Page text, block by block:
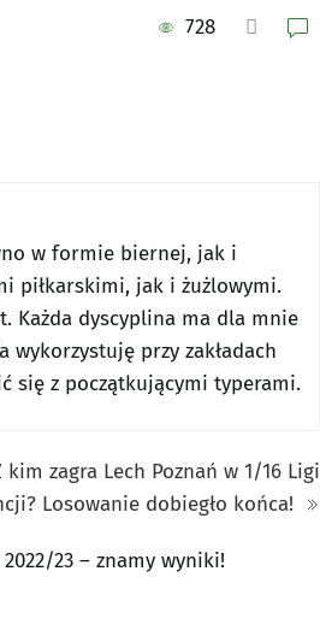
728
w formie biernej, jak i
piłkarskimi, jak i żużlowymi.
Każda dyscyplina ma dla mnie
przy zakładach
się z początkującymi typerami.
kim zagra Lech Poznań w 1/16 Ligi
Losowanie dobiegło końca!
23 – znamy wyniki!